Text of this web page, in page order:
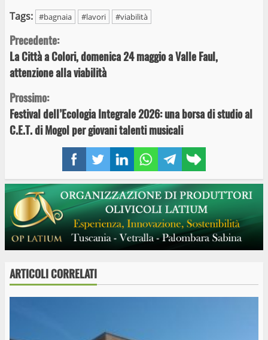
FacebookTwitterLinkedInWhatsAppTelegram
link
Tags: #bagnaia #lavori #viabilità
Continue
Reading
Precedente:
La Città a Colori, domenica 24 maggio a Valle Faul,
attenzione alla viabilità
Prossimo:
Festival dell’Ecologia Integrale 2026: una borsa di studio al
C.E.T. di Mogol per giovani talenti musicali
ARTICOLI CORRELATI